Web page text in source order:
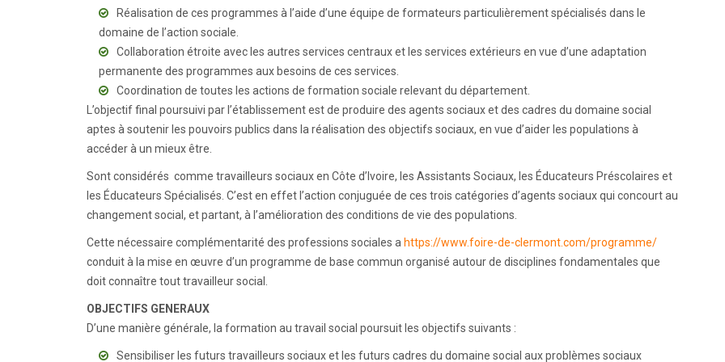
Réalisation de ces programmes à l’aide d’une équipe de formateurs particulièrement spécialisés dans le
domaine de l’action sociale.
Collaboration étroite avec les autres services centraux et les services extérieurs en vue d’une adaptation
permanente des programmes aux besoins de ces services.
Coordination de toutes les actions de formation sociale relevant du département.
L’objectif final poursuivi par l’établissement est de produire des agents sociaux et des cadres du domaine social
aptes à soutenir les pouvoirs publics dans la réalisation des objectifs sociaux, en vue d’aider les populations à
accéder à un mieux être.
Sont considérés comme travailleurs sociaux en Côte d’Ivoire, les Assistants Sociaux, les Éducateurs Préscolaires et
les Éducateurs Spécialisés. C’est en effet l’action conjuguée de ces trois catégories d’agents sociaux qui concourt au
changement social, et partant, à l’amélioration des conditions de vie des populations.
Cette nécessaire complémentarité des professions sociales a https://www.foire-de-clermont.com/programme/
conduit à la mise en œuvre d’un programme de base commun organisé autour de disciplines fondamentales que
doit connaître tout travailleur social.
OBJECTIFS GENERAUX
D’une manière générale, la formation au travail social poursuit les objectifs suivants :
Sensibiliser les futurs travailleurs sociaux et les futurs cadres du domaine social aux problèmes sociaux